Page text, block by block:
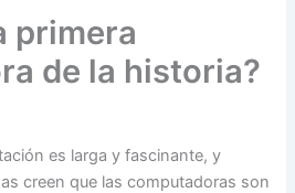
primera
de la historia?
es larga y fascinante, y
creen que las computadoras son